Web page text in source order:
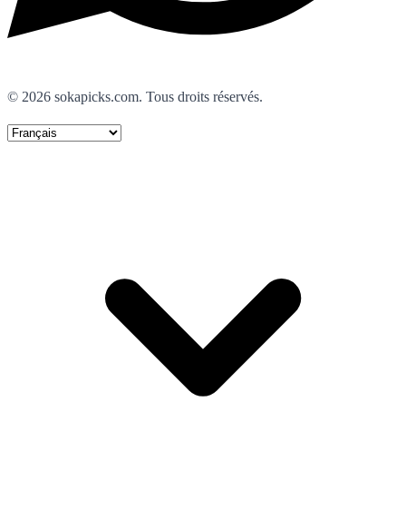
© 2026 sokapicks.com. Tous droits réservés.